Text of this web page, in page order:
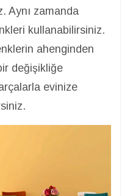
Aynı zamanda
kullanabilirsiniz.
ahenginden
değişikliğe
evinize